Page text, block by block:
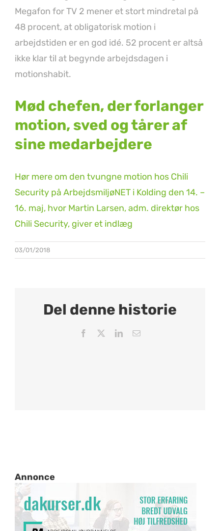
Megafon for TV 2 mener et stort mindretal på
48 procent, at obligatorisk motion i
arbejdstiden er en god idé. 52 procent er altså
ikke klar til at begynde arbejdsdagen i
motionshabit.
Mød chefen, der forlanger
motion, sved og tårer af
sine medarbejdere
Hør mere om den tvungne motion hos Chili
Security på ArbejdsmiljøNET i Kolding den 14. –
16. maj, hvor Martin Larsen, adm. direktør hos
Chili Security, giver et indlæg
03/01/2018
Del denne historie
Facebook LinkedInEmail
Annonce